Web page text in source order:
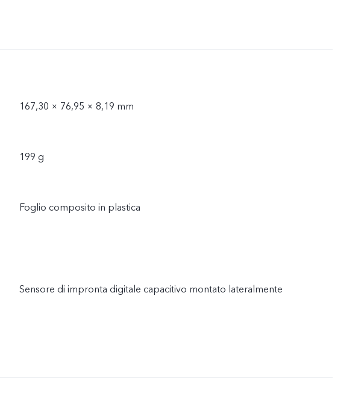
167,30 × 76,95 × 8,19 mm
199 g
Foglio composito in plastica
Sensore di impronta digitale capacitivo montato lateralmente